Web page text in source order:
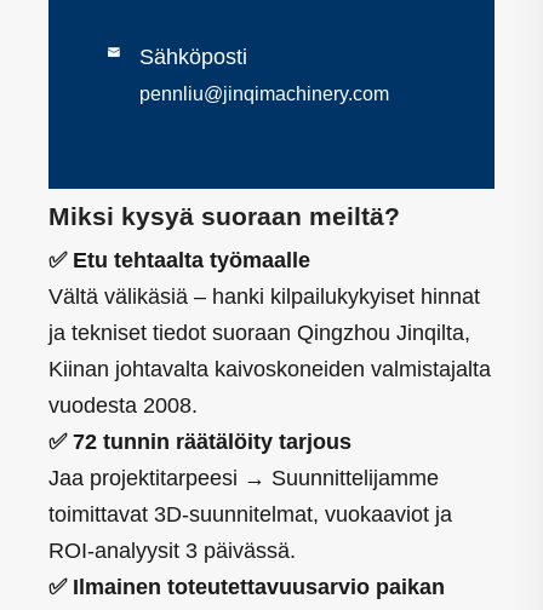
 Sähköposti
pennliu@jinqimachinery.com
Miksi kysyä suoraan meiltä?
✅ Etu tehtaalta työmaalle
Vältä välikäsiä – hanki kilpailukykyiset hinnat
ja tekniset tiedot suoraan Qingzhou Jinqilta,
Kiinan johtavalta kaivoskoneiden valmistajalta
vuodesta 2008.
✅ 72 tunnin räätälöity tarjous
Jaa projektitarpeesi → Suunnittelijamme
toimittavat 3D-suunnitelmat, vuokaaviot ja
ROI-analyysit 3 päivässä.
✅ Ilmainen toteutettavuusarvio paikan